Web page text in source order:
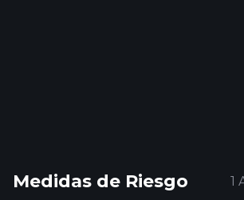
Medidas de Riesgo 1